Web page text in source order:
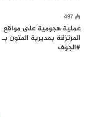
497
عملية هجومية على مواقع
المرتزقة بمديرية المتون بـ
#الجوف